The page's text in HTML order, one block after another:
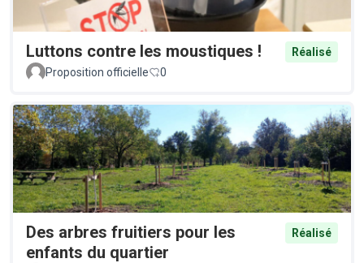
Luttons contre les moustiques !
Réalisé
Proposition officielle
0
Des arbres fruitiers pour les
enfants du quartier
Réalisé